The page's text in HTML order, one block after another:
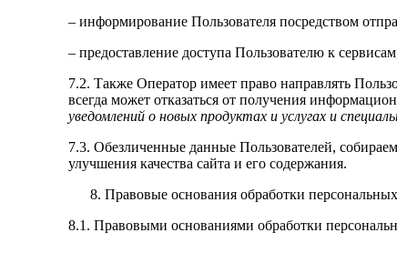
– информирование Пользователя посредством
– предоставление доступа Пользователю к
7.2. Также Оператор имеет право направлять
всегда может отказаться от получения
уведомлений о новых продуктах и услугах и
7.3. Обезличенные данные Пользователей,
улучшения качества сайта и его содержания.
Правовые основания обработки
8.1. Правовыми основаниями обработки